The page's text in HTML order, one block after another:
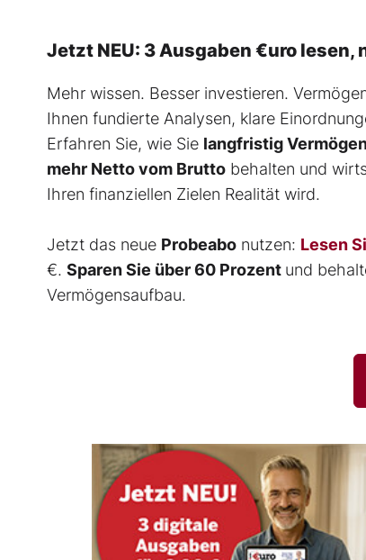
Jetzt NEU: 3 Ausgaben €uro lesen,
Mehr wissen. Besser investieren.
Ihnen fundierte Analysen, klare
Erfahren Sie, wie Sie langfristig
mehr Netto vom Brutto behalten und
Ihren finanziellen Zielen Realität wird.
Jetzt das neue Probeabo nutzen: Lesen
€. Sparen Sie über 60 Prozent und
Vermögensaufbau.